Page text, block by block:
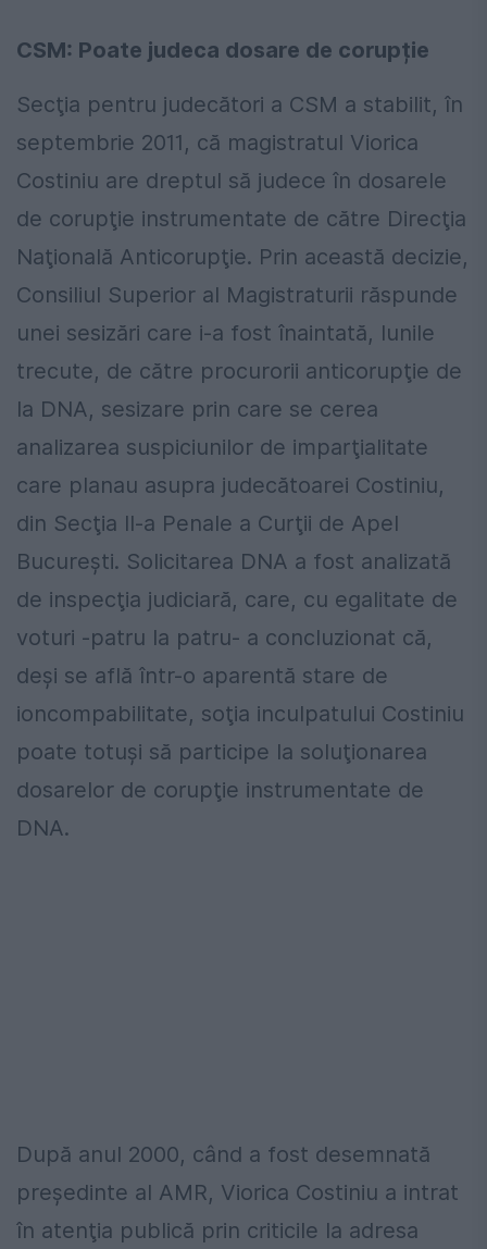
CSM: Poate judeca dosare de corupție
Secţia pentru judecători a CSM a stabilit, în
septembrie 2011, că magistratul Viorica
Costiniu are dreptul să judece în dosarele
de corupţie instrumentate de către Direcţia
Naţională Anticorupţie. Prin această decizie,
Consiliul Superior al Magistraturii răspunde
unei sesizări care i-a fost înaintată, lunile
trecute, de către procurorii anticorupţie de
la DNA, sesizare prin care se cerea
analizarea suspiciunilor de imparţialitate
care planau asupra judecătoarei Costiniu,
din Secţia ll-a Penale a Curţii de Apel
Bucureşti. Solicitarea DNA a fost analizată
de inspecţia judiciară, care, cu egalitate de
voturi -patru la patru- a concluzionat că,
deşi se află într-o aparentă stare de
ioncompabilitate, soţia inculpatului Costiniu
poate totuşi să participe la soluţionarea
dosarelor de corupţie instrumentate de
DNA.
După anul 2000, când a fost desemnată
preşedinte al AMR, Viorica Costiniu a intrat
în atenţia publică prin criticile la adresa